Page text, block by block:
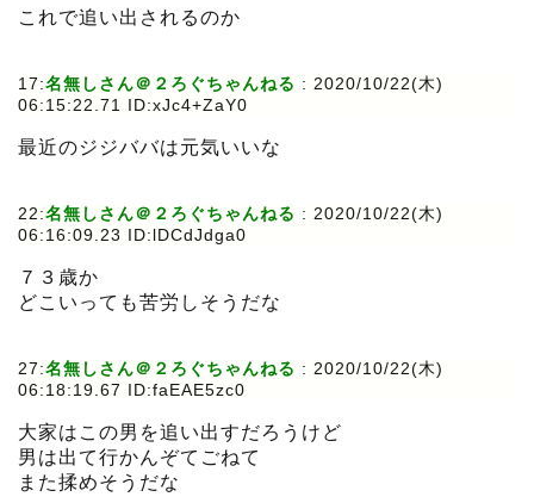
これで追い出されるのか
17:名無しさん＠２ろぐちゃんねる : 2020/10/22(木)
06:15:22.71 ID:xJc4+ZaY0
最近のジジババは元気いいな
22:名無しさん＠２ろぐちゃんねる : 2020/10/22(木)
06:16:09.23 ID:lDCdJdga0
７３歳か
どこいっても苦労しそうだな
27:名無しさん＠２ろぐちゃんねる : 2020/10/22(木)
06:18:19.67 ID:faEAE5zc0
大家はこの男を追い出すだろうけど
男は出て行かんぞてごねて
また揉めそうだな